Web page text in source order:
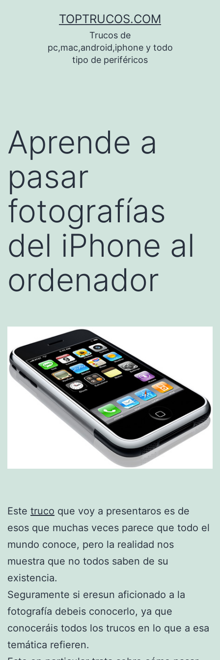
TOPTRUCOS.COM
Trucos de
pc,mac,android,iphone y todo
tipo de periféricos
Aprende a
pasar
fotografías
del iPhone al
ordenador
Este truco que voy a presentaros es de
esos que muchas veces parece que todo el
mundo conoce, pero la realidad nos
muestra que no todos saben de su
existencia.
Seguramente si eresun aficionado a la
fotografía debeis conocerlo, ya que
conoceráis todos los trucos en lo que a esa
temática refieren.